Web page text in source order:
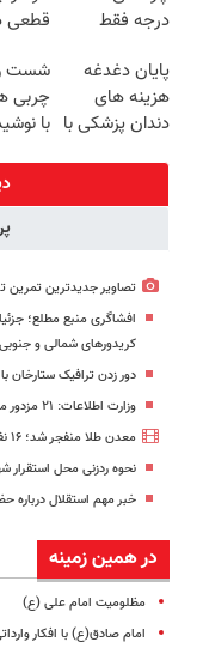
درجه فقط
🔥 پرداخت
درب منزل
قطعی
پایان دغدغه
هزینه های
دندان پزشکی با
شست
چربی
با
تصاویر جدیدترین تمرین
افشاگری منبع مطلع؛
کریدورهای شمالی و جنوبی
دور زدن ترافیک ستارخان
وزارت اطلاعات: ۲۱ مزدور موساد شناسایی و بازداشت شدند
معدن طلا منفجر شد؛ ۱۶ نفر مجروح شدند + فیلم
نحوه ردزنی محل استقرار
خبر مهم استقلال درباره
در همین زمینه
مظلومیت امام علی (ع)
امام صادق(ع) با افکار